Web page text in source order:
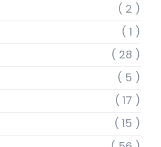
( 2 )
( 1 )
( 28 )
( 5 )
( 17 )
( 15 )